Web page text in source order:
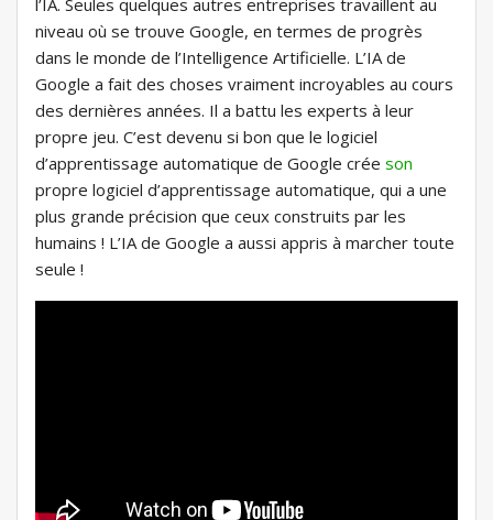
niveau où se trouve Google, en termes de progrès
dans le monde de l’Intelligence Artificielle. L’IA de
Google a fait des choses vraiment incroyables au cours
des dernières années. Il a battu les experts à leur
propre jeu. C’est devenu si bon que le logiciel
d’apprentissage automatique de Google crée son
propre logiciel d’apprentissage automatique, qui a une
plus grande précision que ceux construits par les
humains ! L’IA de Google a aussi appris à marcher toute
seule !